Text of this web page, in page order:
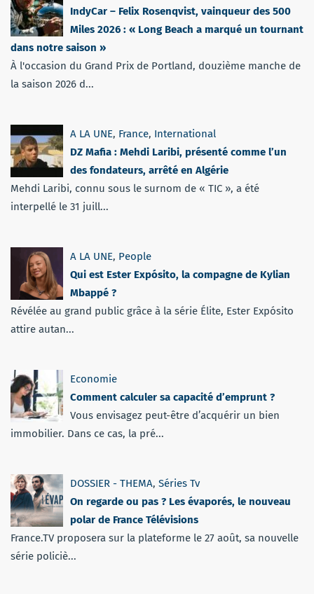
IndyCar – Felix Rosenqvist, vainqueur des 500
Miles 2026 : « Long Beach a marqué un tournant
dans notre saison »
À l'occasion du Grand Prix de Portland, douzième manche de
la saison 2026 d...
A LA UNE, France, International
DZ Mafia : Mehdi Laribi, présenté comme l’un
des fondateurs, arrêté en Algérie
Mehdi Laribi, connu sous le surnom de « TIC », a été
interpellé le 31 juill...
A LA UNE, People
Qui est Ester Expósito, la compagne de Kylian
Mbappé ?
Révélée au grand public grâce à la série Élite, Ester Expósito
attire autan...
Economie
Comment calculer sa capacité d’emprunt ?
Vous envisagez peut-être d’acquérir un bien
immobilier. Dans ce cas, la pré...
DOSSIER - THEMA, Séries Tv
On regarde ou pas ? Les évaporés, le nouveau
polar de France Télévisions
France.TV proposera sur la plateforme le 27 août, sa nouvelle
série policiè...